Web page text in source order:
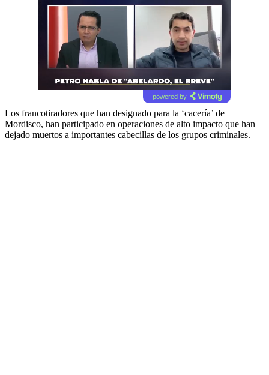
powered by
Los francotiradores que han designado para la ‘cacería’ de
Mordisco, han participado en operaciones de alto impacto que han
dejado muertos a importantes cabecillas de los grupos criminales.